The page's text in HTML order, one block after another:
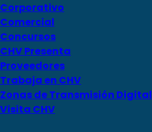
Corporativo
Comercial
Concursos
CHV Presenta
Proveedores
Trabaja en CHV
Zonas de Transmisión Digital
Visita CHV